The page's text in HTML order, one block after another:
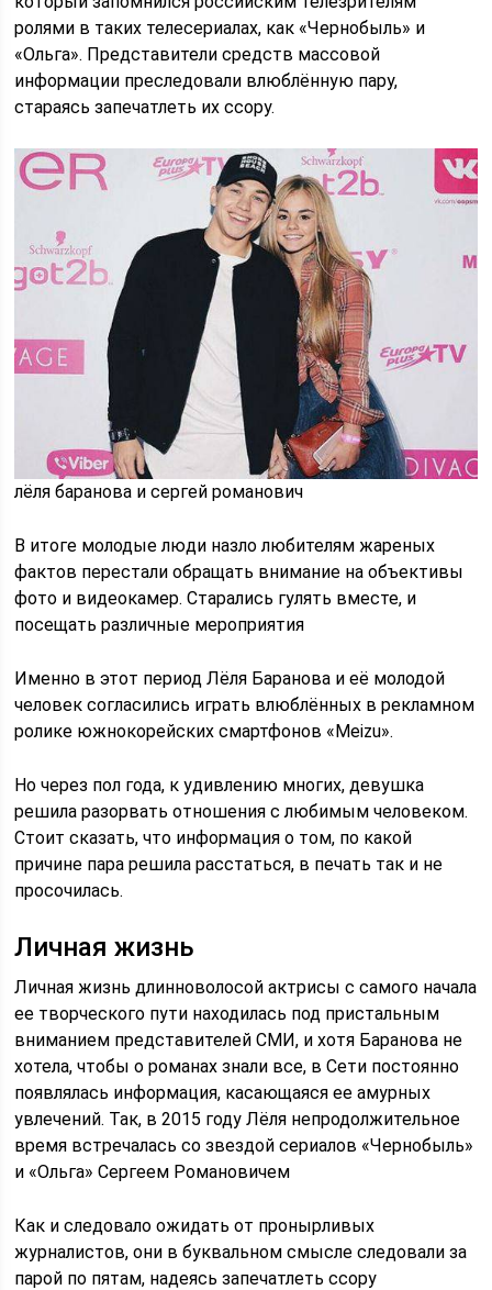
ролями в таких телесериалах, как «Чернобыль» и
«Ольга». Представители средств массовой
информации преследовали влюблённую пару,
стараясь запечатлеть их ссору.
лёля баранова и сергей романович
В итоге молодые люди назло любителям жареных
фактов перестали обращать внимание на объективы
фото и видеокамер. Старались гулять вместе, и
посещать различные мероприятия
Именно в этот период Лёля Баранова и её молодой
человек согласились играть влюблённых в рекламном
ролике южнокорейских смартфонов «Meizu».
Но через пол года, к удивлению многих, девушка
решила разорвать отношения с любимым человеком.
Стоит сказать, что информация о том, по какой
причине пара решила расстаться, в печать так и не
просочилась.
Личная жизнь
Личная жизнь длинноволосой актрисы с самого начала
ее творческого пути находилась под пристальным
вниманием представителей СМИ, и хотя Баранова не
хотела, чтобы о романах знали все, в Сети постоянно
появлялась информация, касающаяся ее амурных
увлечений. Так, в 2015 году Лёля непродолжительное
время встречалась со звездой сериалов «Чернобыль»
и «Ольга» Сергеем Романовичем
Как и следовало ожидать от пронырливых
журналистов, они в буквальном смысле следовали за
парой по пятам, надеясь запечатлеть ссору